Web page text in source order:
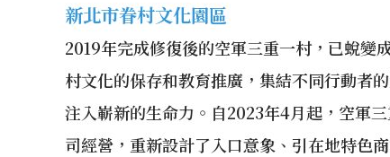
新北市眷村文化園區
2019年完成修復後的空軍三重一村，已蛻變
村文化的保存和教育推廣，集結不同行動者
注入嶄新的生命力。自2023年4月起，空軍
司經營，重新設計了入口意象、引在地特色